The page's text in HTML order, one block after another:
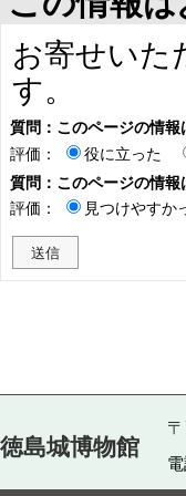
お寄せいた
す。
質問：このページの情報
評価：
役に立った
質問：このページの情報
評価：
見つけやすか
徳島城博物館